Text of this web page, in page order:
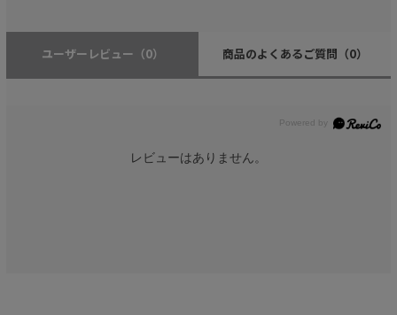
ユーザーレビュー （0） 商品のよくあるご質問 （0）
レビューはありません。